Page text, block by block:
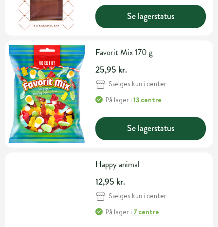
Se lagerstatus
Favorit Mix 170 g
25,95 kr.
Sælges kun i center
På lager i13 centre
Se lagerstatus
Happy animal
12,95 kr.
Sælges kun i center
På lager i 7 centre